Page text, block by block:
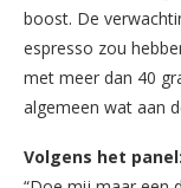
boost. De
espresso zou
met meer dan 40
algemeen wat aan
Volgens het panel: